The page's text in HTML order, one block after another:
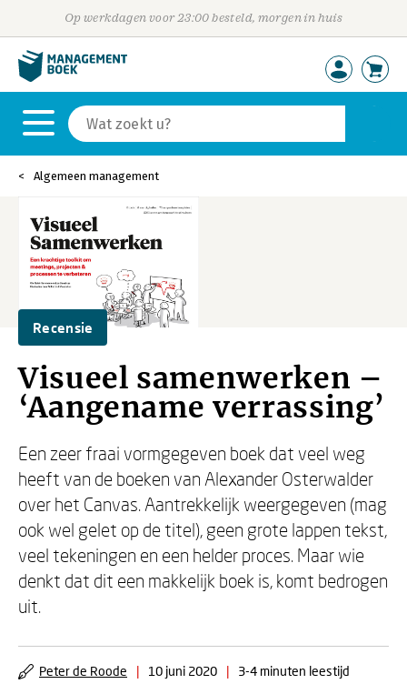
Op werkdagen voor 23:00 besteld, morgen in huis
Algemeen management
Recensie
Visueel samenwerken –
‘Aangename verrassing’
Een zeer fraai vormgegeven boek dat veel weg
heeft van de boeken van Alexander Osterwalder
over het Canvas. Aantrekkelijk weergegeven (mag
ook wel gelet op de titel), geen grote lappen tekst,
veel tekeningen en een helder proces. Maar wie
denkt dat dit een makkelijk boek is, komt bedrogen
uit.
Peter de Roode | 10 juni 2020 | 3-4 minuten leestijd